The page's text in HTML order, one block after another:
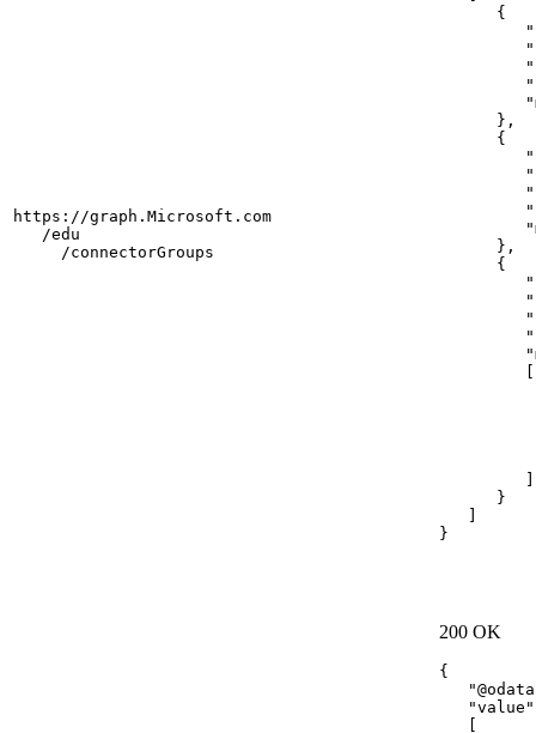
https://graph.Microsoft.com
   /edu
     /connectorGroups
      {
      },
      {
      },
      {
      }
}
200 OK
{